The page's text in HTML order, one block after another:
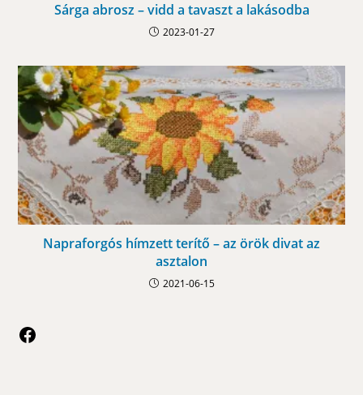
Sárga abrosz – vidd a tavaszt a lakásodba
2023-01-27
Napraforgós hímzett terítő – az örök divat az
asztalon
2021-06-15
Facebook